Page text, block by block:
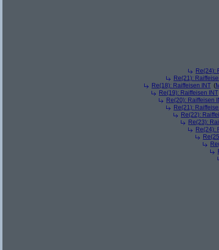
Re(24):
Re(21):
Re(18): Raiffeisen INT (
Re(19): Raiffeisen INT
Re(20): Raiffeisen
Re(21):
Re(22):
Re(23):
Re(24):